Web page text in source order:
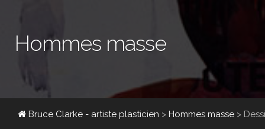
Hommes masse
Bruce Clarke - artiste plasticien > Hommes masse >